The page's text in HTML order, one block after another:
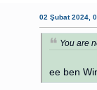
02 Şubat 2024,
You are
ee ben